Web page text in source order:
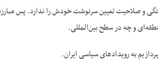
و صلاحیت تعیین سرنوشت خودش را ندارد. پس مبارزه
و چه در سطح بین‌المللی.
به رویدادهای سیاسی ایران.